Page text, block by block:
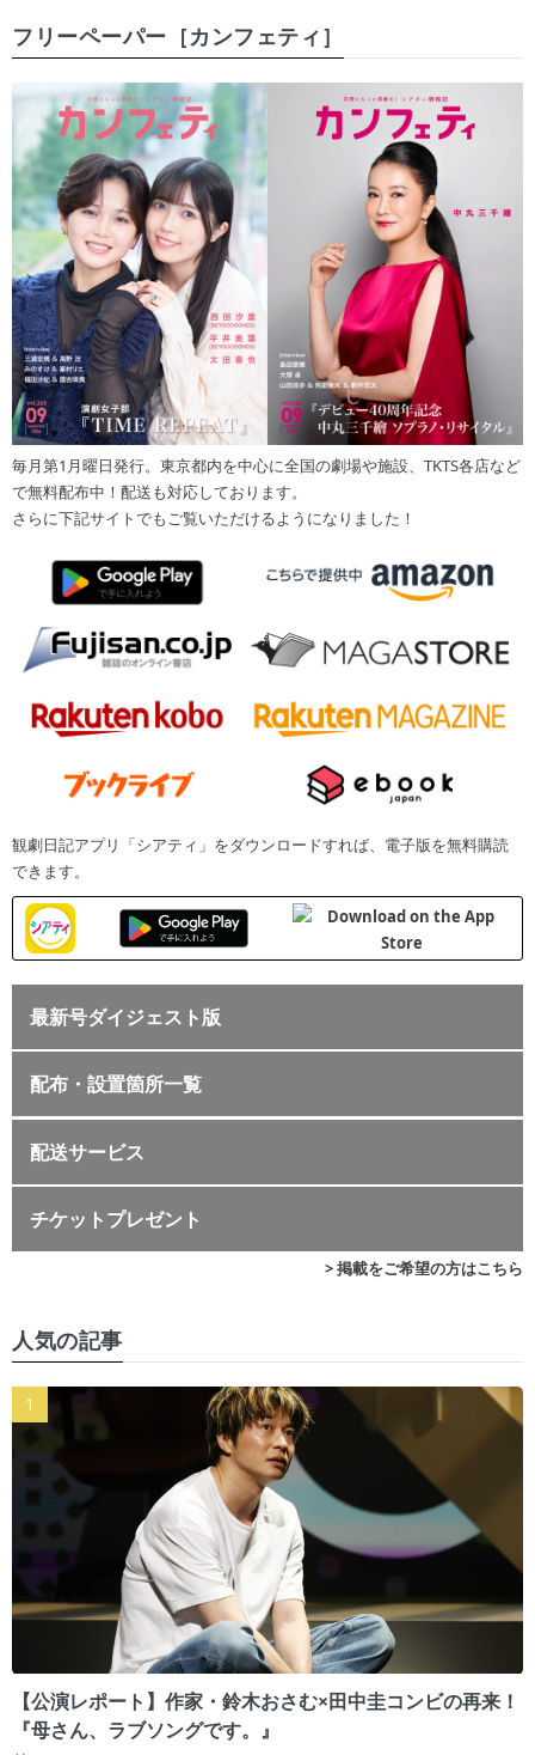
フリーペーパー［カンフェティ］
毎月第1月曜日発行。東京都内を中心に全国の劇場や施設、TKTS各店など
で無料配布中！配送も対応しております。
さらに下記サイトでもご覧いただけるようになりました！
観劇日記アプリ「シアティ」をダウンロードすれば、電子版を無料購読
できます。
最新号ダイジェスト版
配布・設置箇所一覧
配送サービス
チケットプレゼント
> 掲載をご希望の方はこちら
人気の記事
【公演レポート】作家・鈴木おさむ×田中圭コンビの再来！
『母さん、ラブソングです。』